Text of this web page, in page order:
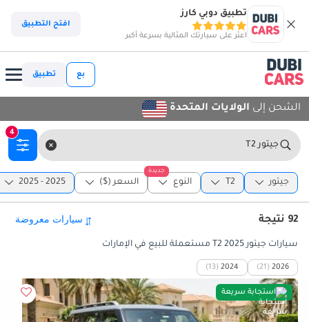
تطبيق دوبي كارز
اعثر على سيارتك المثالية بسرعة أكبر
افتح التطبيق
بع تطبيق
الشحن إلى الولايات المتحدة
جيتور T2
4
جيتور T2
جديدة
النوع السعر ($) 2025 - 2025
92 نتيجة
سيارات جيتور T2 2025 مستعملة للبيع في الإمارات
2026
(21)
2024
(13)
استجابة سريعة